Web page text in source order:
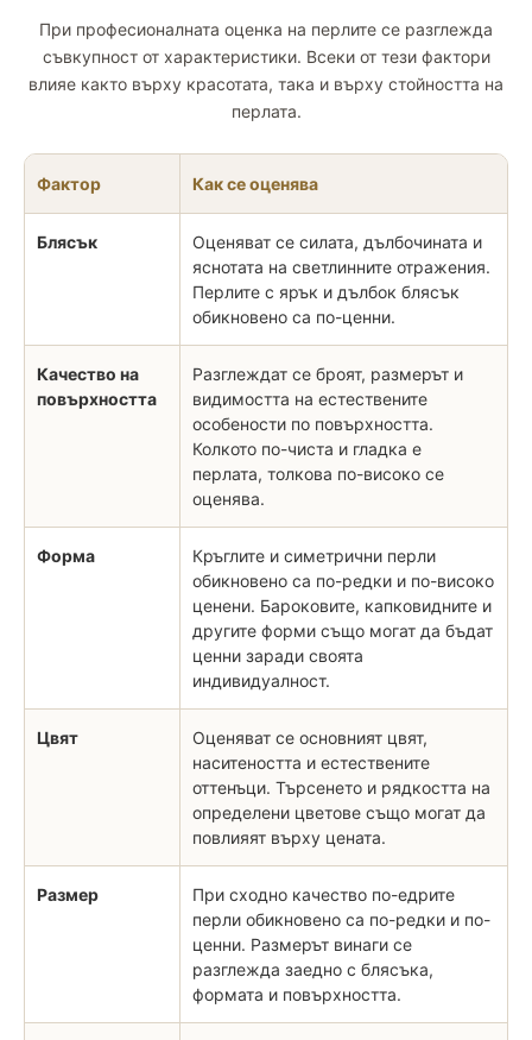
При професионалната оценка на перлите се разглежда
съвкупност от характеристики. Всеки от тези фактори
влияе както върху красотата, така и върху стойността на
перлата.
Фактор Как се оценява
Блясък
Оценяват се силата, дълбочината и
яснотата на светлинните отражения.
Перлите с ярък и дълбок блясък
обикновено са по-ценни.
Качество на
повърхността
Разглеждат се броят, размерът и
видимостта на естествените
особености по повърхността.
Колкото по-чиста и гладка е
перлата, толкова по-високо се
оценява.
Форма
Кръглите и симетрични перли
обикновено са по-редки и по-високо
ценени. Бароковите, капковидните и
другите форми също могат да бъдат
ценни заради своята
индивидуалност.
Цвят
Оценяват се основният цвят,
наситеността и естествените
оттенъци. Търсенето и рядкостта на
определени цветове също могат да
повлияят върху цената.
Размер
При сходно качество по-едрите
перли обикновено са по-редки и по-
ценни. Размерът винаги се
разглежда заедно с блясъка,
формата и повърхността.